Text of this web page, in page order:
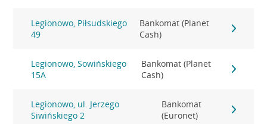
Legionowo, Piłsudskiego
49
Bankomat (Planet
Cash)
Legionowo, Sowińskiego
15A
Bankomat (Planet
Cash)
Legionowo, ul. Jerzego
Siwińskiego 2
Bankomat
(Euronet)